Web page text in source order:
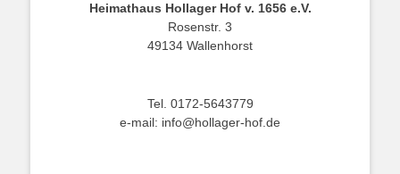
Heimathaus Hollager Hof v. 1656 e.V.
Rosenstr. 3
49134 Wallenhorst
Tel. 0172-5643779
e-mail: info@hollager-hof.de